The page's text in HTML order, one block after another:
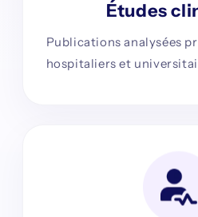
Études
Publications analysées
hospitaliers et